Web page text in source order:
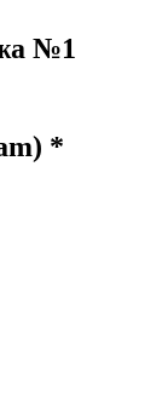
№1
*